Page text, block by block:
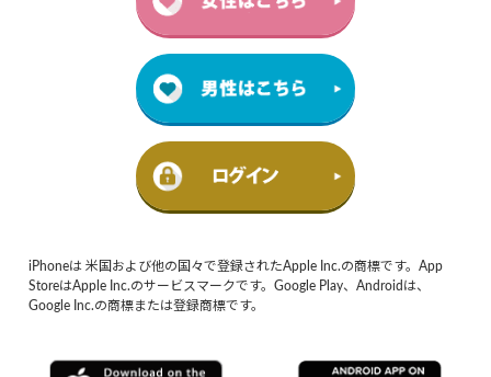
iPhoneは 米国および他の国々で登録されたApple Inc.の商標です。App
StoreはApple Inc.のサービスマークです。Google Play、Androidは、
Google Inc.の商標または登録商標です。